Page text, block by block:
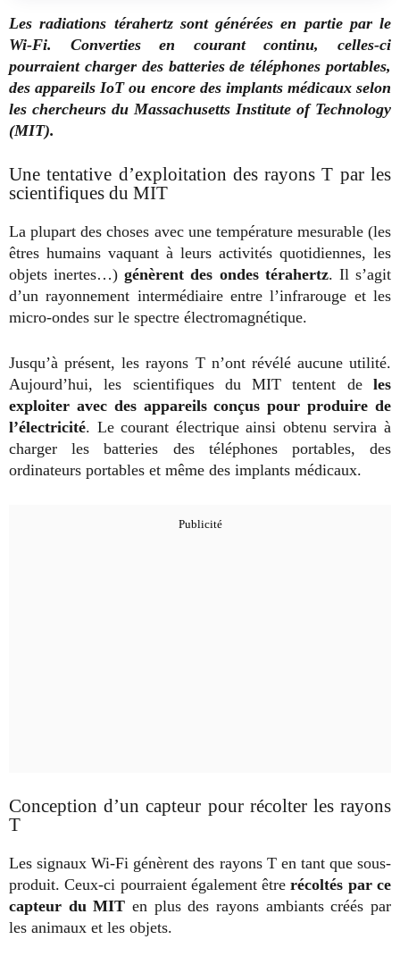
Les radiations térahertz sont générées en partie par le
Wi-Fi. Converties en courant continu, celles-ci
pourraient charger des batteries de téléphones portables,
des appareils IoT ou encore des implants médicaux selon
les chercheurs du Massachusetts Institute of Technology
(MIT).
Une tentative d’exploitation des rayons T par les
scientifiques du MIT
La plupart des choses avec une température mesurable (les
êtres humains vaquant à leurs activités quotidiennes, les
objets inertes…)génèrent des ondes térahertz. Il s’agit
d’un rayonnement intermédiaire entre l’infrarouge et les
micro-ondes sur le spectre électromagnétique.
Jusqu’à présent, les rayons T n’ont révélé aucune utilité.
Aujourd’hui, les scientifiques du MIT tentent de les
exploiter avec des appareils conçus pour produire de
l’électricité. Le courant électrique ainsi obtenu servira à
charger les batteries des téléphones portables, des
ordinateurs portables et même des implants médicaux.
Conception d’un capteur pour récolter les rayons
T
Les signaux Wi-Fi génèrent des rayons T en tant que sous-
produit. Ceux-ci pourraient également êtrerécoltés par ce
capteur du MIT en plus des rayons ambiants créés par
les animaux et les objets.